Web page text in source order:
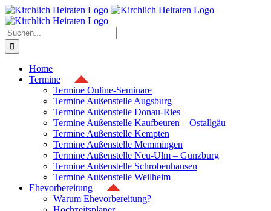
Zum
Inhalt
springen
Suche
nach:
Home
Termine
Termine Online-Seminare
Termine Außenstelle Augsburg
Termine Außenstelle Donau-Ries
Termine Außenstelle Kaufbeuren – Ostallgäu
Termine Außenstelle Kempten
Termine Außenstelle Memmingen
Termine Außenstelle Neu-Ulm – Günzburg
Termine Außenstelle Schrobenhausen
Termine Außenstelle Weilheim
Ehevorbereitung
Warum Ehevorbereitung?